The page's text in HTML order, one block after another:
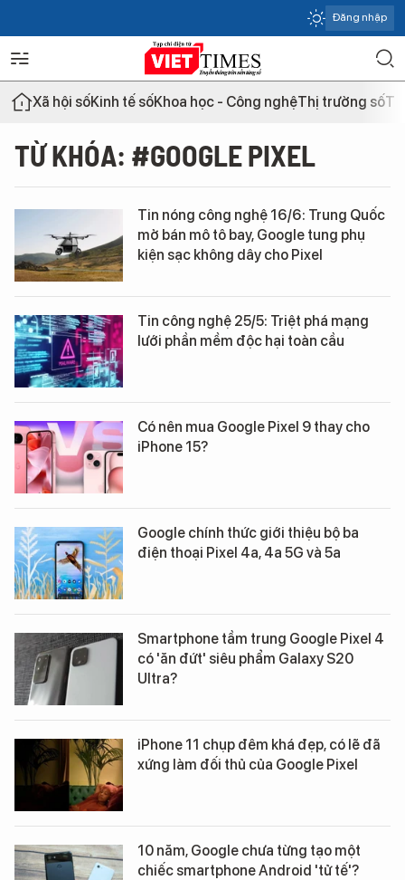
Đăng nhập
Xã hội sốKinh tế sốKhoa học - Công nghệThị trường số
TỪ KHÓA: #GOOGLE PIXEL
Tin nóng công nghệ 16/6: Trung Quốc
mở bán mô tô bay, Google tung phụ
kiện sạc không dây cho Pixel
Tin công nghệ 25/5: Triệt phá mạng
lưới phần mềm độc hại toàn cầu
Có nên mua Google Pixel 9 thay cho
iPhone 15?
Google chính thức giới thiệu bộ ba
điện thoại Pixel 4a, 4a 5G và 5a
Smartphone tầm trung Google Pixel 4
có 'ăn đứt' siêu phẩm Galaxy S20
Ultra?
iPhone 11 chụp đêm khá đẹp, có lẽ đã
xứng làm đối thủ của Google Pixel
10 năm, Google chưa từng tạo một
chiếc smartphone Android 'tử tế'?